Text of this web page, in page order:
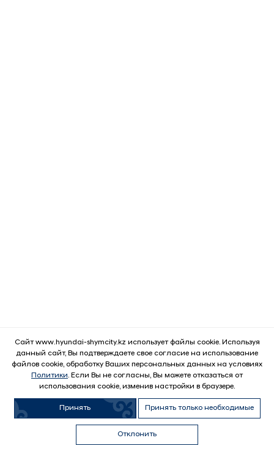
Сайт www.hyundai-shymcity.kz использует файлы cookie. Используя
данный сайт, Вы подтверждаете свое согласие на использование
файлов cookie, обработку Ваших персональных данных на условиях
Политики. Если Вы не согласны, Вы можете отказаться от
использования cookie, изменив настройки в браузере.
Принять Принять только необходимые
Отклонить
Продать
Купить авто с
пробегом
Обменять
автомобиль
Купить в
кредит
ВЫГОДНЫЕ УСЛОВИЯ
Узнать условия
WhatsApp